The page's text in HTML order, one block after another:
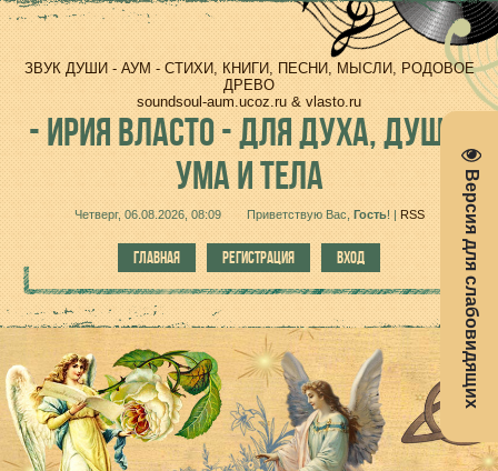
Версия для слабовидящих
ЗВУК ДУШИ - АУМ - СТИХИ, КНИГИ, ПЕСНИ, МЫСЛИ, РОДОВОЕ
ДРЕВО
soundsoul-aum.ucoz.ru & vlasto.ru
-ИРИЯ ВЛАСТО - ДЛЯ ДУХА, ДУШИ,
УМА И ТЕЛА
Четверг, 06.08.2026, 08:09 Приветствую Вас, Гость! | RSS
ГЛАВНАЯ РЕГИСТРАЦИЯ ВХОД